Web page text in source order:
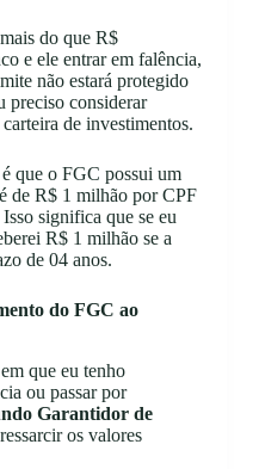
do que R$
e ele entrar em falência,
não estará protegido
preciso considerar
de investimentos.
que o FGC possui um
de R$ 1 milhão por CPF
significa que se eu
R$ 1 milhão se a
de 04 anos.
do FGC ao
que eu tenho
ou passar por
Garantidor de
os valores